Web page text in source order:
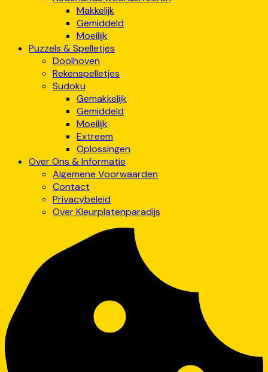
Makkelijk
Gemiddeld
Moeilijk
Puzzels & Spelletjes
Doolhoven
Rekenspelletjes
Sudoku
Gemakkelijk
Gemiddeld
Moeilijk
Extreem
Oplossingen
Over Ons & Informatie
Algemene Voorwaarden
Contact
Privacybeleid
Over Kleurplatenparadijs